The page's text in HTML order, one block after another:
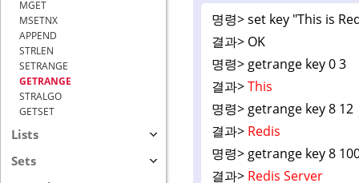
MGET
MSETNX
APPEND
STRLEN
SETRANGE
GETRANGE
STRALGO
GETSET
Lists
Sets
명령>set key "This is
결과> OK
명령> getrange key 0 3
결과>This
명령> getrange key 8 12
결과> Redis
명령> getrange key 8
결과> Redis Server